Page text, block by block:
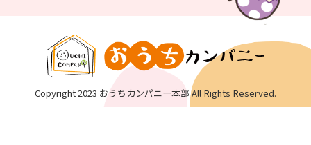
Copyright 2023 おうちカンパニー本部 All Rights Reserved.